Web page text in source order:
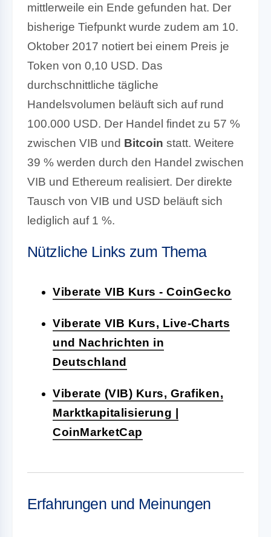
mittlerweile ein Ende gefunden hat. Der
bisherige Tiefpunkt wurde zudem am 10.
Oktober 2017 notiert bei einem Preis je
Token von 0,10 USD. Das
durchschnittliche tägliche
Handelsvolumen beläuft sich auf rund
100.000 USD. Der Handel findet zu 57 %
zwischen VIB und Bitcoin statt. Weitere
39 % werden durch den Handel zwischen
VIB und Ethereum realisiert. Der direkte
Tausch von VIB und USD beläuft sich
lediglich auf 1 %.
Nützliche Links zum Thema
Viberate VIB Kurs - CoinGecko
Viberate VIB Kurs, Live-Charts
und Nachrichten in
Deutschland
Viberate (VIB) Kurs, Grafiken,
Marktkapitalisierung |
CoinMarketCap
Erfahrungen und Meinungen